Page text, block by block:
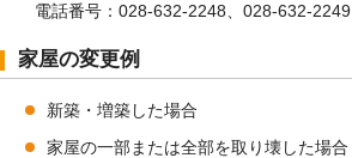
電話番号：028-632-2248、028-632-2249
家屋の変更例
新築・増築した場合
家屋の一部または全部を取り壊した場合